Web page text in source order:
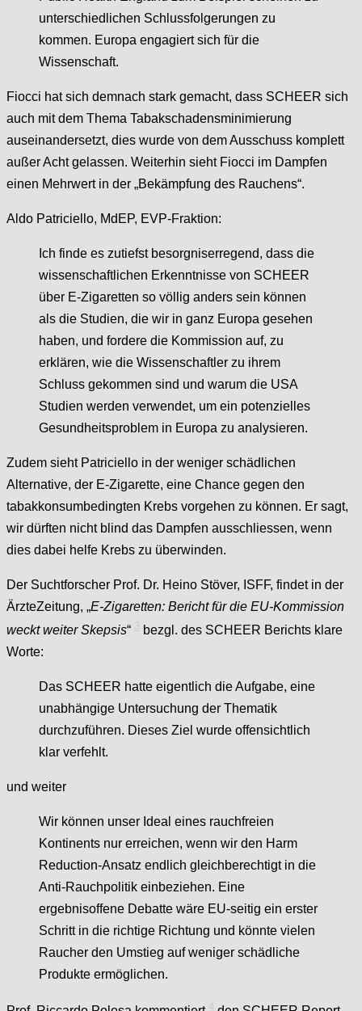
unterschiedlichen Schlussfolgerungen zu
kommen. Europa engagiert sich für die
Wissenschaft.
Fiocci hat sich demnach stark gemacht, dass SCHEER sich
auch mit dem Thema Tabakschadensminimierung
auseinandersetzt, dies wurde von dem Ausschuss komplett
außer Acht gelassen. Weiterhin sieht Fiocci im Dampfen
einen Mehrwert in der „Bekämpfung des Rauchens“.
Aldo Patriciello, MdEP, EVP-Fraktion:
Ich finde es zutiefst besorgniserregend, dass die
wissenschaftlichen Erkenntnisse von SCHEER
über E-Zigaretten so völlig anders sein können
als die Studien, die wir in ganz Europa gesehen
haben, und fordere die Kommission auf, zu
erklären, wie die Wissenschaftler zu ihrem
Schluss gekommen sind und warum die USA
Studien werden verwendet, um ein potenzielles
Gesundheitsproblem in Europa zu analysieren.
Zudem sieht Patriciello in der weniger schädlichen
Alternative, der E-Zigarette, eine Chance gegen den
tabakkonsumbedingten Krebs vorgehen zu können. Er sagt,
wir dürften nicht blind das Dampfen ausschliessen, wenn
dies dabei helfe Krebs zu überwinden.
Der Suchtforscher Prof. Dr. Heino Stöver, ISFF, findet in der
ÄrzteZeitung, „E-Zigaretten: Bericht für die EU-Kommission
weckt weiter Skepsis“
bezgl. des SCHEER Berichts klare
Worte:
Das SCHEER hatte eigentlich die Aufgabe, eine
unabhängige Untersuchung der Thematik
durchzuführen. Dieses Ziel wurde offensichtlich
klar verfehlt.
und weiter
Wir können unser Ideal eines rauchfreien
Kontinents nur erreichen, wenn wir den Harm
Reduction-Ansatz endlich gleichberechtigt in die
Anti-Rauchpolitik einbeziehen. Eine
ergebnisoffene Debatte wäre EU-seitig ein erster
Schritt in die richtige Richtung und könnte vielen
Raucher den Umstieg auf weniger schädliche
Produkte ermöglichen.